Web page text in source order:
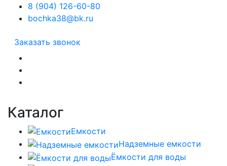
8 (904) 126-60-80
bochka38@bk.ru
Заказать звонок
Каталог
Емкости
Надземные емкости
Ёмкости для воды